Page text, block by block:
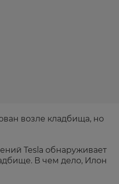
возле кладбища, но
Tesla обнаруживает
В чем дело, Илон